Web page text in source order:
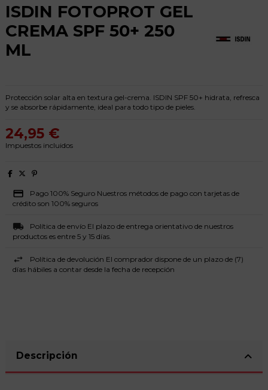
ISDIN FOTOPROT GEL
CREMA SPF 50+ 250
ML
Protección solar alta en textura gel-crema. ISDIN SPF 50+ hidrata, refresca
y se absorbe rápidamente, ideal para todo tipo de pieles.
24,95 €
Impuestos incluidos
Pago 100% Seguro Nuestros métodos de pago con tarjetas de
crédito son 100% seguros
Política de envío El plazo de entrega orientativo de nuestros
productos es entre 5 y 15 días.
Política de devolución El comprador dispone de un plazo de (7)
días hábiles a contar desde la fecha de recepción
Descripción